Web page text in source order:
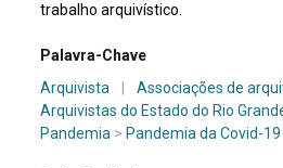
trabalho arquivístico.
Palavra-Chave
Arquivista
| Associações de
Arquivistas do Estado do Rio
Pandemia >Pandemia da Covid-19